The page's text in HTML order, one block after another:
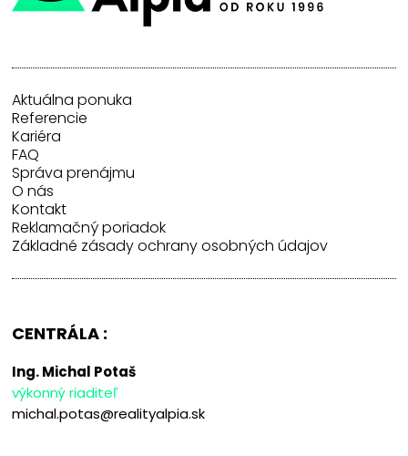
Aktuálna ponuka
Referencie
Kariéra
FAQ
Správa prenájmu
O nás
Kontakt
Reklamačný poriadok
Základné zásady ochrany osobných údajov
CENTRÁLA :
Ing. Michal Potaš
výkonný riaditeľ
michal.potas@realityalpia.sk